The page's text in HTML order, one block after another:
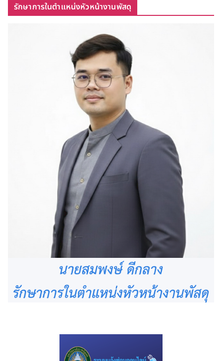
รักษาการในตำแหน่งหัวหน้างานพัสดุ